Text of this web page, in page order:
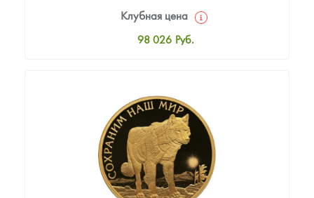
Клубная цена
98 026 Руб.
Цена выкупа
Звоните